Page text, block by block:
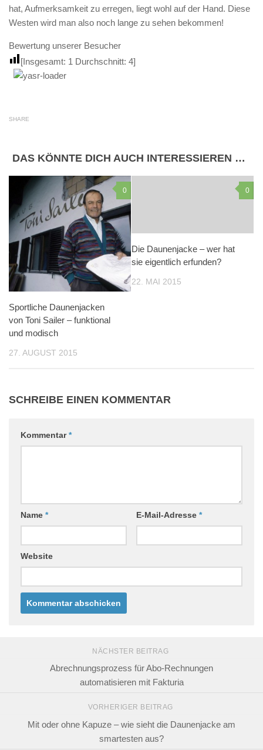
hat, Aufmerksamkeit zu erregen, liegt wohl auf der Hand. Diese
Westen wird man also noch lange zu sehen bekommen!
Bewertung unserer Besucher
[Insgesamt: 1 Durchschnitt: 4]
SHARE
DAS KÖNNTE DICH AUCH INTERESSIEREN …
0
Sportliche Daunenjacken
von Toni Sailer – funktional
und modisch
27. AUGUST 2015
0
Die Daunenjacke – wer hat
sie eigentlich erfunden?
22. MAI 2015
SCHREIBE EINEN KOMMENTAR
Kommentar*
Name * E-Mail-Adresse *
Website
NÄCHSTER BEITRAG
Abrechnungsprozess für Abo-Rechnungen
automatisieren mit Fakturia
VORHERIGER BEITRAG
Mit oder ohne Kapuze – wie sieht die Daunenjacke am
smartesten aus?